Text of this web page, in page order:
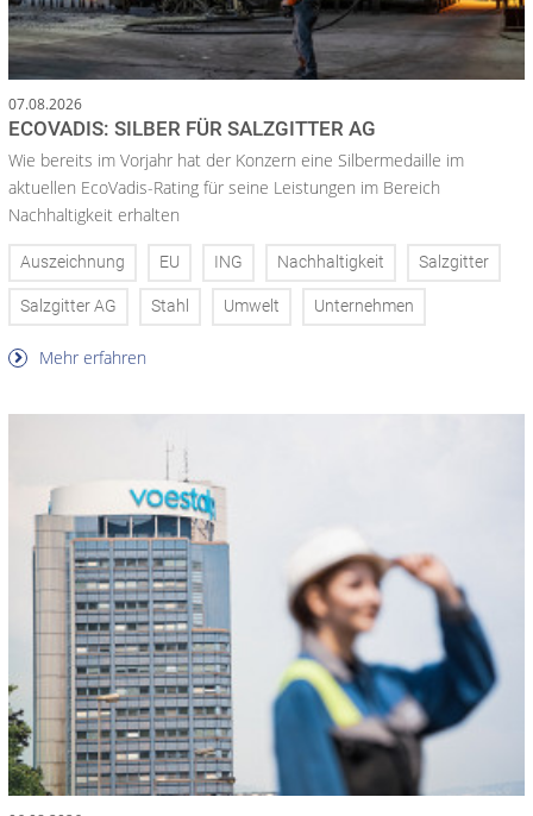
07.08.2026
ECOVADIS: SILBER FÜR SALZGITTER AG
Wie bereits im Vorjahr hat der Konzern eine Silbermedaille im
aktuellen EcoVadis-Rating für seine Leistungen im Bereich
Nachhaltigkeit erhalten
Auszeichnung EU ING Nachhaltigkeit Salzgitter
Salzgitter AG Stahl Umwelt Unternehmen
Mehr erfahren